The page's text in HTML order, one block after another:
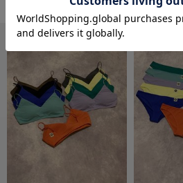
FILA
FRAY I.D
フレイアイディー
FURFUR
ファーファー
インナー/ランジェリーの人気ランキング